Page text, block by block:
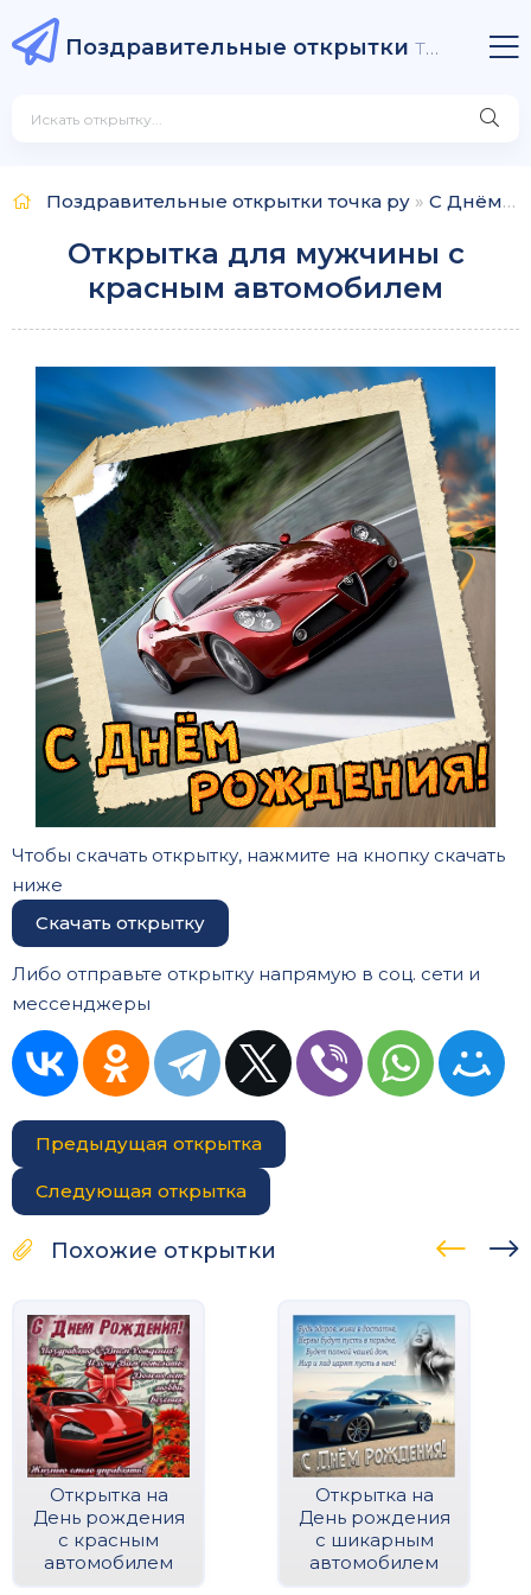
Поздравительные открытки точка ру
Поздравительные открытки точка ру » С Днём рождения
Открытка для мужчины с
красным автомобилем
Чтобы скачать открытку, нажмите на кнопку скачать
ниже
Скачать открытку
Либо отправьте открытку напрямую в соц. сети и
мессенджеры
Предыдущая открытка
Следующая открытка
Похожие открытки
Открытка на
День рождения
с красным
автомобилем
Открытка на
День рождения
с шикарным
автомобилем